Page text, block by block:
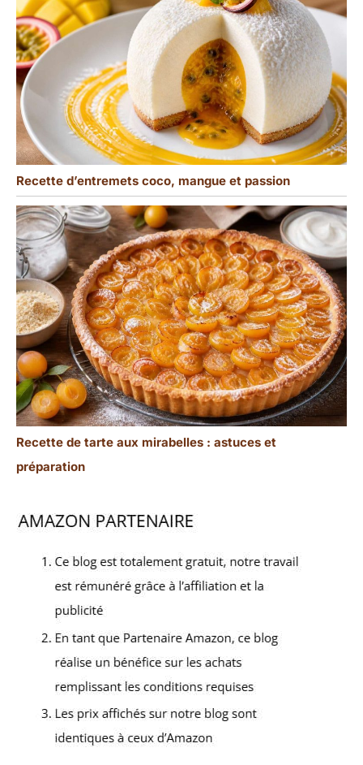
Recette d’entremets coco, mangue et passion
Recette de tarte aux mirabelles : astuces et
préparation